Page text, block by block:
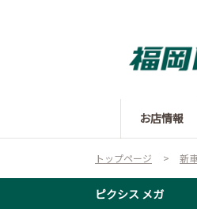
お店情報
トップページ 新
ピクシス メガ